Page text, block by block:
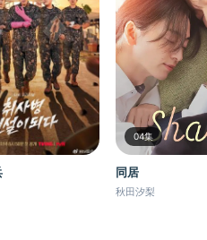
04集
同居
秋田汐梨